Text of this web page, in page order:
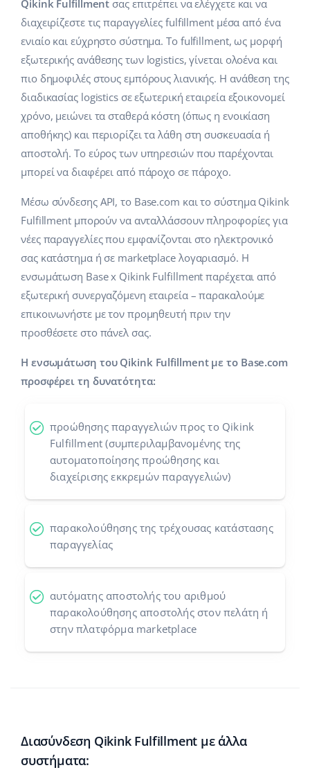
Διαχείριση αποστολών
Αυτοματοποίηση εγασιών
Base Connect
ΑΙ για e-commerce
Κλάδοι
Σπίτι & Κήπος
Παιδικά προϊόντα
Ηλεκτρονικά είδη
Ανταλλακτικά αυτοκινήτων
Σούπερμαρκετ
Υγεία & Ομορφιά
Μόδα
Βοήθεια
Base Academy
Base Blog
Υπηρεσίες
Υλοποιήσεις συστήματος
Έλεγχος λογαριασμού
Άλλα
Whitepaper
Εκτιμητής ROI
Προγράμματα συνεργασίας
Επικοινωνία
english (GB)
english (IN)
čeština
deutsch
Ελληνικά
español (AR)
español (MX)
Français
Italiano
polski
português (BR)
中文
Qikink Fulfillment σας επιτρέπει να ελέγχετε και να
διαχειρίζεστε τις παραγγελίες fulfillment μέσα από ένα
ενιαίο και εύχρηστο σύστημα. Το fulfillment, ως μορφή
εξωτερικής ανάθεσης των logistics, γίνεται ολοένα και
πιο δημοφιλές στους εμπόρους λιανικής. Η ανάθεση της
διαδικασίας logistics σε εξωτερική εταιρεία εξοικονομεί
χρόνο, μειώνει τα σταθερά κόστη (όπως η ενοικίαση
αποθήκης) και περιορίζει τα λάθη στη συσκευασία ή
αποστολή. Το εύρος των υπηρεσιών που παρέχονται
μπορεί να διαφέρει από πάροχο σε πάροχο.
Μέσω σύνδεσης API, το Base.com και το σύστημα Qikink
Fulfillment μπορούν να ανταλλάσσουν πληροφορίες για
νέες παραγγελίες που εμφανίζονται στο ηλεκτρονικό
σας κατάστημα ή σε marketplace λογαριασμό. Η
ενσωμάτωση Base x Qikink Fulfillment παρέχεται από
εξωτερική συνεργαζόμενη εταιρεία – παρακαλούμε
επικοινωνήστε με τον προμηθευτή πριν την
προσθέσετε στο πάνελ σας.
Η ενσωμάτωση του Qikink Fulfillment με το Base.com
προσφέρει τη δυνατότητα:
προώθησης παραγγελιών προς το Qikink
Fulfillment (συμπεριλαμβανομένης της
αυτοματοποίησης προώθησης και
διαχείρισης εκκρεμών παραγγελιών)
παρακολούθησης της τρέχουσας κατάστασης
παραγγελίας
αυτόματης αποστολής του αριθμού
παρακολούθησης αποστολής στον πελάτη ή
στην πλατφόρμα marketplace
Διασύνδεση Qikink Fulfillment με άλλα
συστήματα: